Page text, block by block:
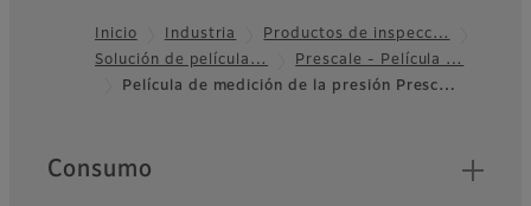
Footer
Inicio Industria
Productos de inspecc…
Solución de película…
Prescale - Película …
Película de medición de la presión Presc…
Quick Links
Consumo